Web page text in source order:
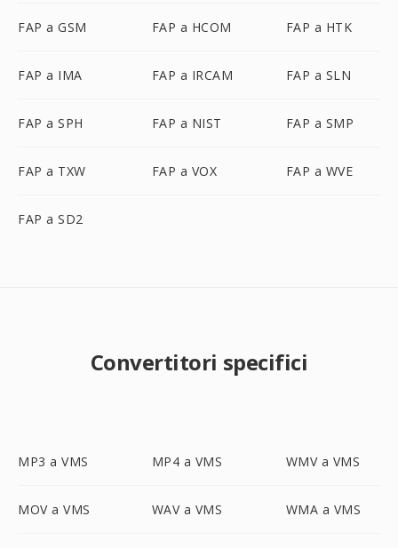
FAP a GSM FAP a HCOM FAP a HTK
FAP a IMA FAP a IRCAM FAP a SLN
FAP a SPH FAP a NIST FAP a SMP
FAP a TXW FAP a VOX FAP a WVE
FAP a SD2
Convertitori specifici
MP3 a VMS MP4 a VMS WMV a VMS
MOV a VMS WAV a VMS WMA a VMS